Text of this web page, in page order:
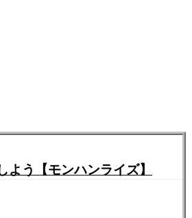
う【モンハンライズ】